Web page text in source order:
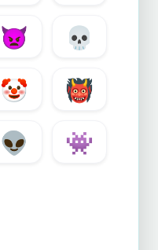
👿
💀
🤡
👹
👽
👾